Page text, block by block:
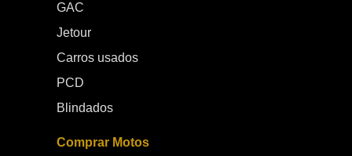
GAC
Jetour
Carros usados
PCD
Blindados
Comprar Motos